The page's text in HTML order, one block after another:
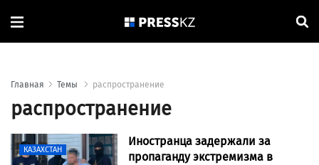
Главная Темы распространение
распространение
КАЗАХСТАН
Иностранца задержали за
пропаганду экстремизма в